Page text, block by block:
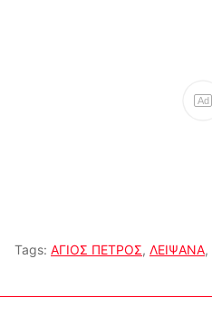
Ad
Tags: ΑΓΙΟΣ ΠΕΤΡΟΣ, ΛΕΙΨΑΝΑ,